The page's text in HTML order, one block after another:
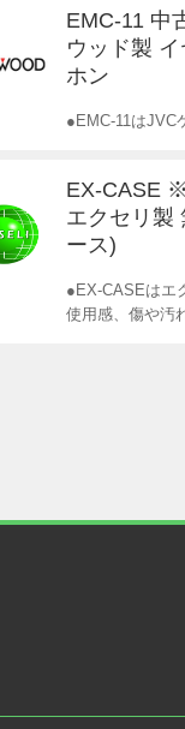
EMC-11 中
ウッド製
ホン
●EMC-11はJVC
EX-CASE
エクセリ製
ース)
●EX-CASEはエ
使用感、傷や汚